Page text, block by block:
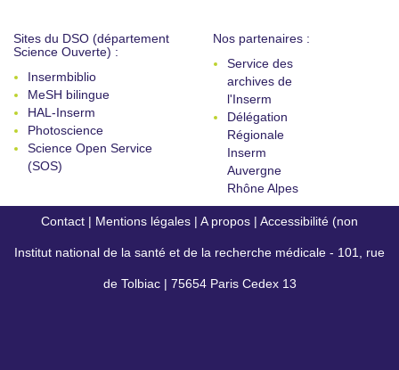
Sites du DSO (département
Science Ouverte) :
Insermbiblio
MeSH bilingue
HAL-Inserm
Photoscience
Science Open Service
(SOS)
Nos partenaires :
Service des
archives de
l'Inserm
Délégation
Régionale
Inserm
Auvergne
Rhône Alpes
Contact | Mentions légales | A propos | Accessibilité (non
conforme)
Institut national de la santé et de la recherche médicale - 101, rue
de Tolbiac | 75654 Paris Cedex 13